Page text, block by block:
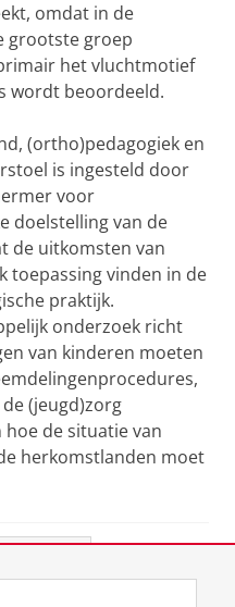
omdat in de
grootste groep
het vluchtmotief
wordt beoordeeld.
(ortho)pedagogiek en
is ingesteld door
voor
doelstelling van de
de uitkomsten van
toepassing vinden in de
praktijk.
onderzoek richt
van kinderen moeten
(jeugd)zorg
de situatie van
herkomstlanden moet